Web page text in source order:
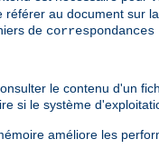
référer au document sur la
de
le contenu d'un
si le système
améliore les